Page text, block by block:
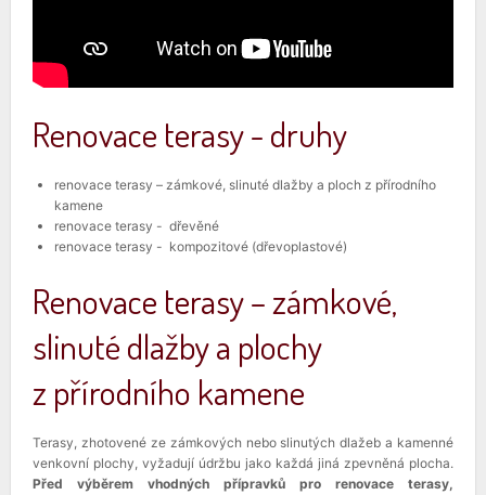
Renovace terasy - druhy
renovace terasy – zámkové, slinuté dlažby a ploch z přírodního
kamene
renovace terasy - dřevěné
renovace terasy - kompozitové (dřevoplastové)
Renovace terasy – zámkové,
slinuté dlažby a plochy
z přírodního kamene
Terasy, zhotovené ze zámkových nebo slinutých dlažeb a kamenné
venkovní plochy, vyžadují údržbu jako každá jiná zpevněná plocha.
Před výběrem vhodných přípravků pro renovace terasy,